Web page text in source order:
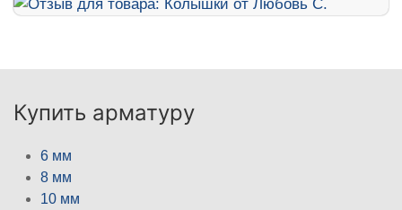
Купить арматуру
6 мм
8 мм
10 мм